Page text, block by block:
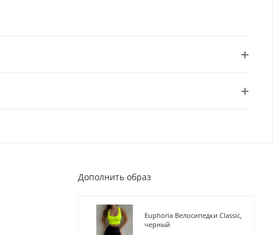
Дополнить образ
Euphoria Велосипедки Classic,
черный